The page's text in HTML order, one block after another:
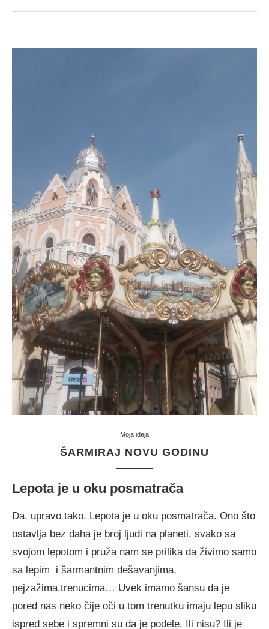
Moja ideja
ŠARMIRAJ NOVU GODINU
Lepota je u oku posmatrača
Da, upravo tako. Lepota je u oku posmatrača. Ono što
ostavlja bez daha je broj ljudi na planeti, svako sa
svojom lepotom i pruža nam se prilika da živimo samo
sa lepim i šarmantnim dešavanjima,
pejzažima,trenucima… Uvek imamo šansu da je
pored nas neko čije oči u tom trenutku imaju lepu sliku
ispred sebe i spremni su da je podele. Ili nisu? Ili je